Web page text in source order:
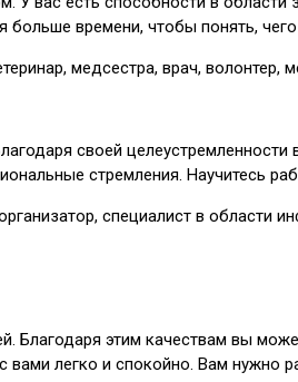
времени, чтобы понять,
медсестра, врач, волонтер,
своей
стремления. Научитесь
специалист в области
Благодаря этим качествам вы
легко и спокойно. Вам нужно